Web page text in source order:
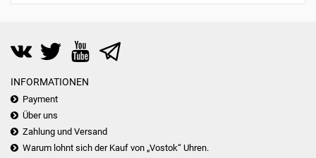
INFORMATIONEN
Payment
Über uns
Zahlung und Versand
Warum lohnt sich der Kauf von „Vostok“ Uhren.